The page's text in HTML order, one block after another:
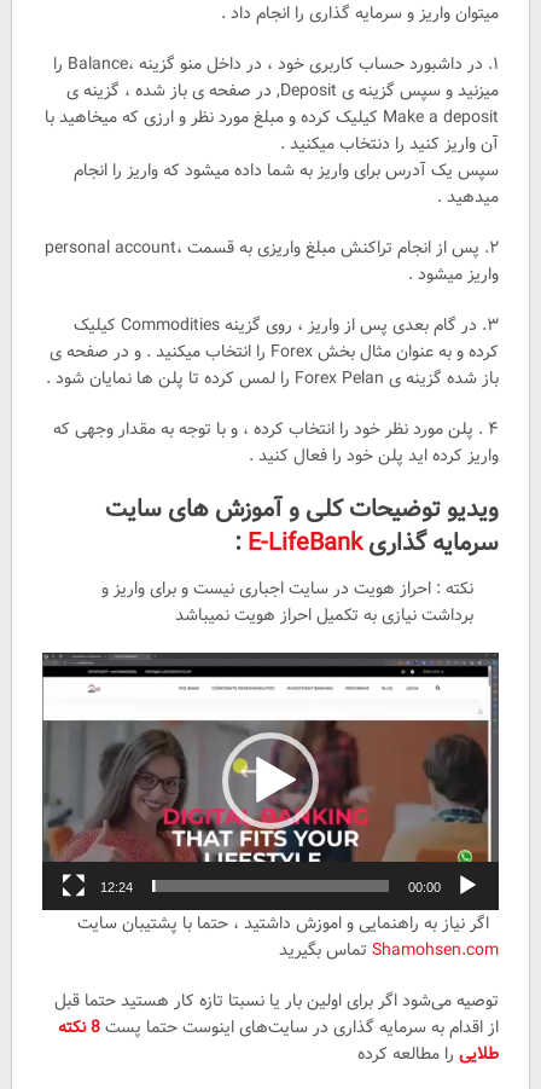
میتوان واریز و سرمایه گذاری را انجام داد .
۱. در داشبورد حساب کاربری خود ، در داخل منو گزینه ،Balance را
میزنید و سپس گزینه ی Deposit, در صفحه ی باز شده ، گزینه ی
Make a deposit کیلیک کرده و مبلغ مورد نظر و ارزی که میخاهید با
آن واریز کنید را دنتخاب میکنید .
سپس یک آدرس برای واریز به شما داده میشود که واریز را انجام
میدهید .
۲. پس از انجام تراکنش مبلغ واریزی به قسمت ،personal account
واریز میشود .
۳. در گام بعدی پس از واریز ، روی گزینه Commodities کیلیک
کرده و به عنوان مثال بخش Forex را انتخاب میکنید . و در صفحه ی
باز شده گزینه ی Forex Pelan را لمس کرده تا پلن ها نمایان شود .
۴ . پلن مورد نظر خود را انتخاب کرده ، و با توجه به مقدار وجهی که
واریز کرده اید پلن خود را فعال کنید .
ویدیو توضیحات کلی و آموزش های سایت
سرمایه گذاریE-LifeBank
:
نکته : احراز هویت در سایت اجباری نیست و برای واریز و
برداشت نیازی به تکمیل احراز هویت نمیباشد
نمایشگر
ویدیو
00:00
12:24
اگر نیاز به راهنمایی و اموزش داشتید ، حتما با پشتیبان سایت
Shamohsen.comتماس بگیرید
توصیه می‌شود اگر برای اولین بار یا نسبتا تازه کار هستید حتما قبل
از اقدام به سرمایه گذاری در سایت‌های اینوست حتما پست 8 نکته
طلاییرا مطالعه کرده